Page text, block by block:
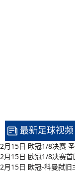
最新足球视频
2月15日 欧冠1/8决赛
2月15日 欧冠1/8决赛
2月15日 欧冠-科曼弑旧